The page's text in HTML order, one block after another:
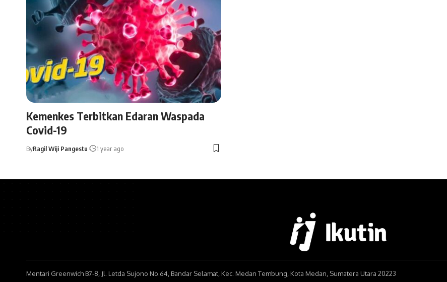
Kemenkes Terbitkan Edaran Waspada
Covid-19
ByRagil Wiji Pangestu 1 year ago
Mentari Greenwich B7-8, Jl. Letda Sujono No.64, Bandar Selamat, Kec. Medan Tembung, Kota Medan, Sumatera Utara 20223